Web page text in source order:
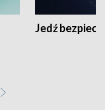
Jedź